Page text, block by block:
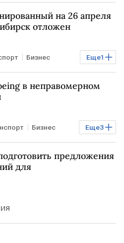
на 26 апреля
отложен
Еще1
Бизнес
в неправомерном
Еще3
Бизнес
предложения
для